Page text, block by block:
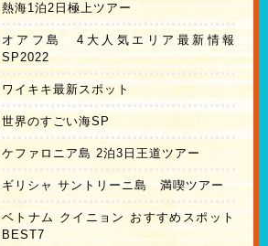
熱海1泊2日極上ツアー
オアフ島 4大人気エリア最新情報
SP2022
ワイキキ最新スポット
世界のすごい海SP
ケファロニア島 2泊3日王道ツアー
ギリシャ サントリーニ島 満喫ツアー
ベトナム クイニョン おすすめスポット
BEST7